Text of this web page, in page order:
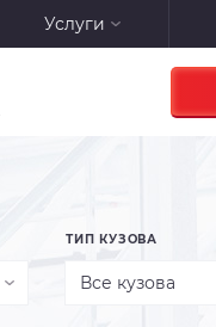
Услуги
ТИП КУЗОВА
Все кузова